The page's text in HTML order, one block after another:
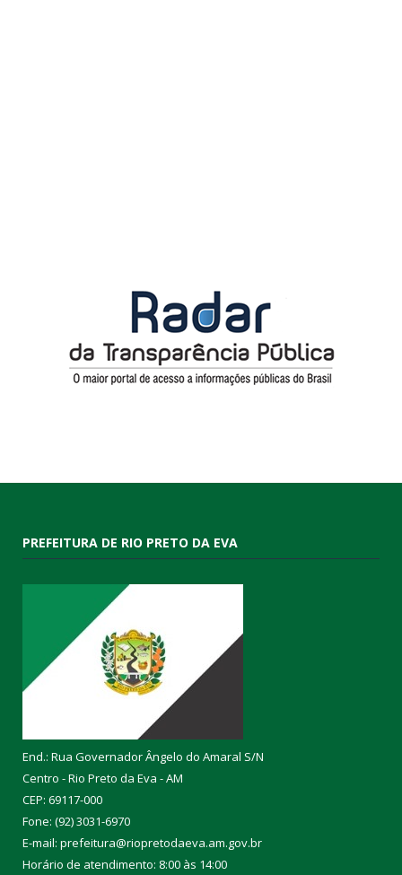
PREFEITURA DE RIO PRETO DA EVA
End.: Rua Governador Ângelo do Amaral S/N
Centro - Rio Preto da Eva - AM
CEP: 69117-000
Fone: (92) 3031-6970
E-mail: prefeitura@riopretodaeva.am.gov.br
Horário de atendimento: 8:00 às 14:00